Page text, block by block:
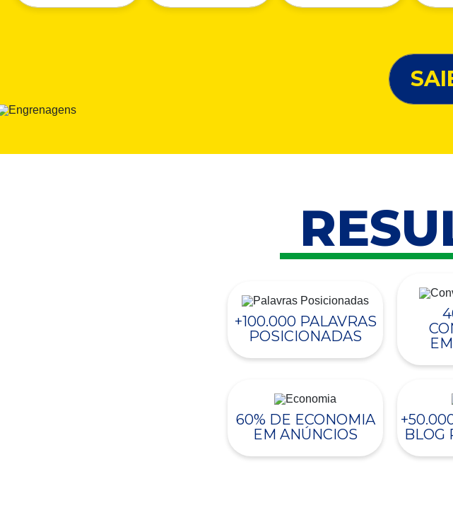
+100.000 PALAVRAS
POSICIONADAS
60% DE ECONOMIA
EM ANÚNCIOS
BLOG